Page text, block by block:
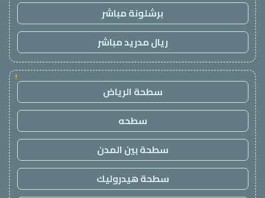
برشلونة مباشر
ريال مدريد مباشر
!
سطحة الرياض
سطحه
سطحة بين المدن
سطحة هيدروليك